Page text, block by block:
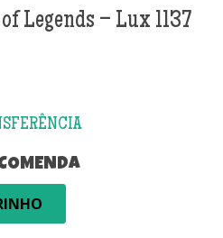
Legends – Lux 1137